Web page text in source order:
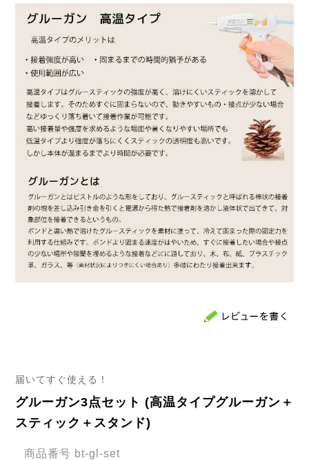
届いてすぐ使える！
グルーガン3点セット (高温タイプグルーガン＋
スティック＋スタンド)
商品番号 bt-gl-set